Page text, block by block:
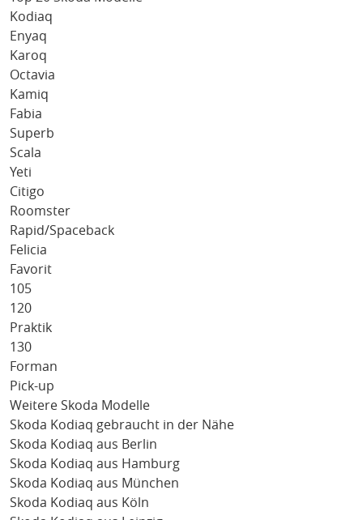
Kodiaq
Enyaq
Karoq
Octavia
Kamiq
Fabia
Superb
Scala
Yeti
Citigo
Roomster
Rapid/Spaceback
Felicia
Favorit
105
120
Praktik
130
Forman
Pick-up
Weitere Skoda Modelle
Skoda Kodiaq gebraucht in der Nähe
Skoda Kodiaq aus Berlin
Skoda Kodiaq aus Hamburg
Skoda Kodiaq aus München
Skoda Kodiaq aus Köln